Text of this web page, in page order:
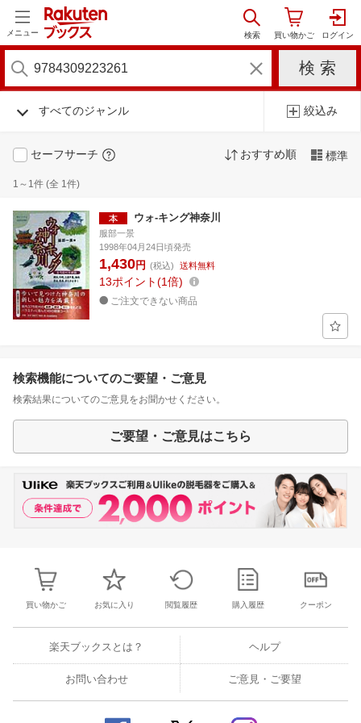
メニュー
すべてのジャンル 絞込み
セーフサーチ おすすめ順 標準
1～1件 (全 1件)
ウォ-キング神奈川
服部一景
1998年04月24日頃発売
1,430円 (税込) 送料無料
13ポイント 1倍
ご注文できない商品
検索機能についてのご要望・ご意見
検索結果についてのご意見をお聞かせください。
ご要望・ご意見はこちら
買い物かご お気に入り 閲覧履歴 購入履歴 クーポン
楽天ブックスとは？ ヘルプ
お問い合わせ ご意見・ご要望